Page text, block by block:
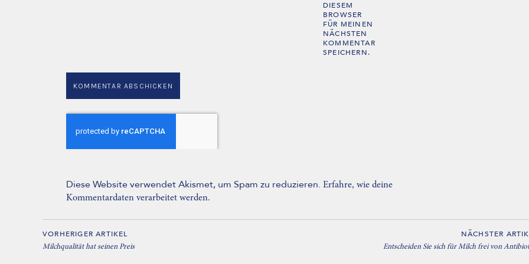
DIESEM
BROWSER
FÜR MEINEN
NÄCHSTEN
KOMMENTAR
SPEICHERN.
Diese Website verwendet Akismet, um Spam zu reduzieren. Erfahre, wie deine
Kommentardaten verarbeitet werden.
VORHERIGER ARTIKEL
Milchqualität hat seinen Preis
NÄCHSTER
Entscheiden Sie sich für Milch frei von